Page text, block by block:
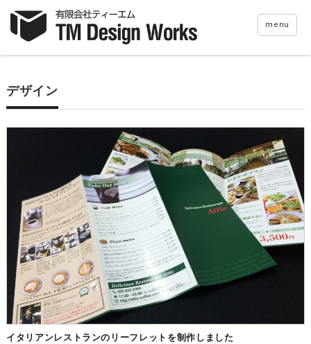
menu
デザイン
イタリアンレストランのリーフレットを制作しました